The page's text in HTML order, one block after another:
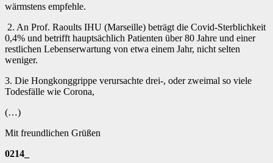
wärmstens empfehle.
2. An Prof. Raoults IHU (Marseille) beträgt die Covid-Sterblichkeit
0,4% und betrifft hauptsächlich Patienten über 80 Jahre und einer
restlichen Lebenserwartung von etwa einem Jahr, nicht selten
weniger.
3. Die Hongkonggrippe verursachte drei-, oder zweimal so viele
Todesfälle wie Corona,
(…)
Mit freundlichen Grüßen
0214_